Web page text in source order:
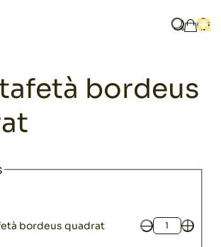
QuèLa
bordeus
bordeus quadrat Quantitat